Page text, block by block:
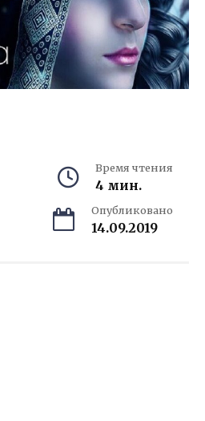
Время чтения
4 мин.
Опубликовано
14.09.2019